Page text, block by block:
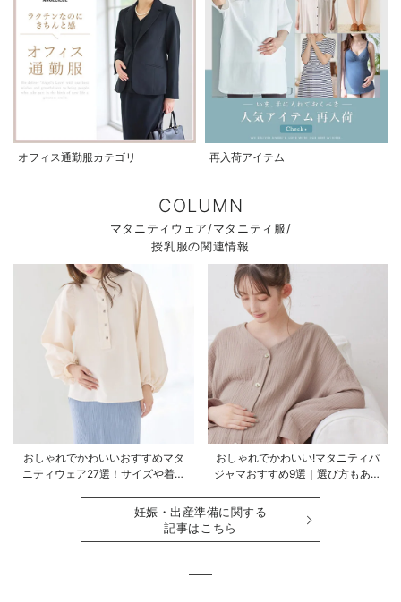
オフィス通勤服カテゴリ 再入荷アイテム
COLUMN
マタニティウェア/マタニティ服/
授乳服の関連情報
おしゃれでかわいいおすすめマタ
ニティウェア27選！サイズや着る
おしゃれでかわいい!マタニティパ
ジャマおすすめ9選｜選び方もあわ
妊娠・出産準備に関する
記事はこちら